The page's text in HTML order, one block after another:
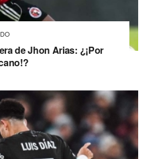
de Jhon Arias: ¿¡Por